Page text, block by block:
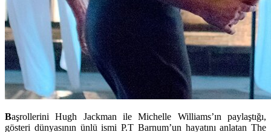
Başrollerini Hugh Jackman ile Michelle Williams’ın paylaştığı,
gösteri dünyasının ünlü ismi P.T Barnum’un hayatını anlatan The